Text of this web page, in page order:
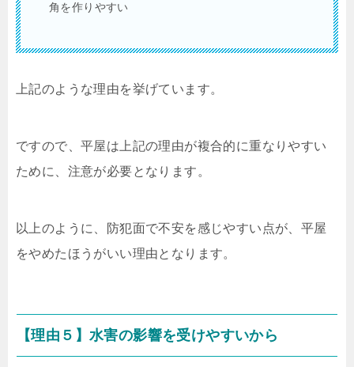
角を作りやすい
上記のような理由を挙げています。
ですので、平屋は上記の理由が複合的に重なりやすい
ために、注意が必要となります。
以上のように、防犯面で不安を感じやすい点が、平屋
をやめたほうがいい理由となります。
【理由５】水害の影響を受けやすいから